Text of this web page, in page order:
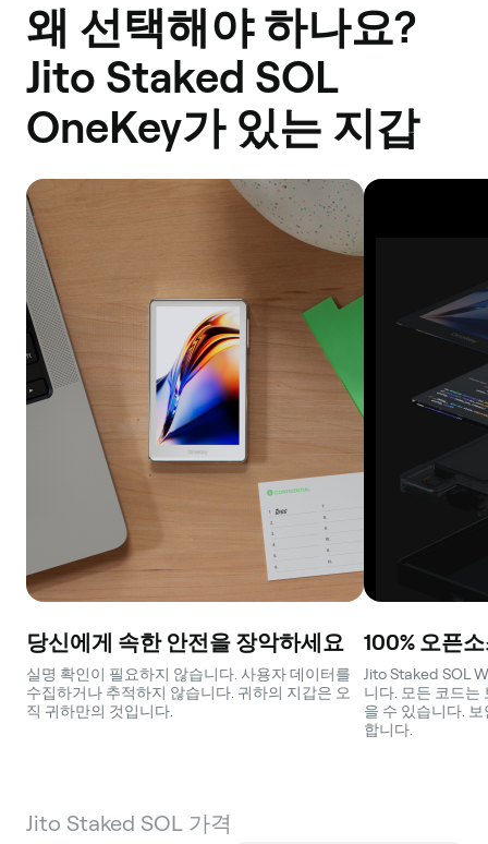
왜 선택해야 하나요?
Jito Staked SOL
OneKey가 있는 지갑
당신에게 속한 안전을 장악하세요
실명 확인이 필요하지 않습니다. 사용자 데이터를
수집하거나 추적하지 않습니다. 귀하의 지갑은 오
직 귀하만의 것입니다.
100% 오픈
Jito Staked SOL
니다. 모든 코드는
을 수 있습니다.
합니다.
Jito Staked SOL 가격